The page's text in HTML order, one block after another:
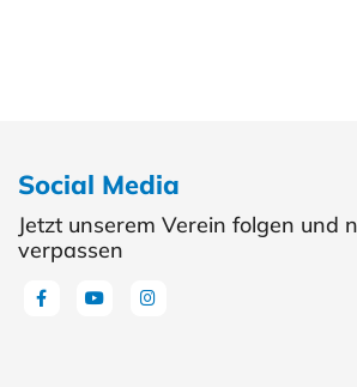
Social Media
Jetzt unserem Verein folgen und
verpassen